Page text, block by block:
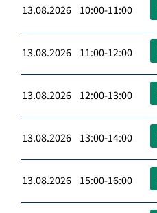
13.08.2026 10:00-11:00
13.08.2026 11:00-12:00
13.08.2026 12:00-13:00
13.08.2026 13:00-14:00
13.08.2026 15:00-16:00